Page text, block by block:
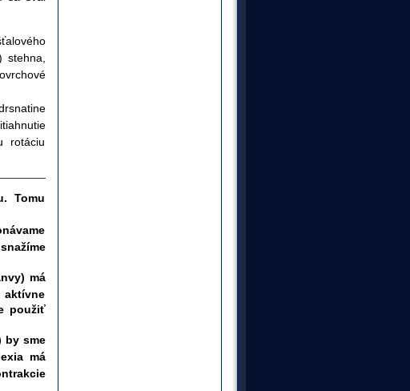
stehna,
rotáciu
Tomu
) má
aktívne
použiť
by sme
má